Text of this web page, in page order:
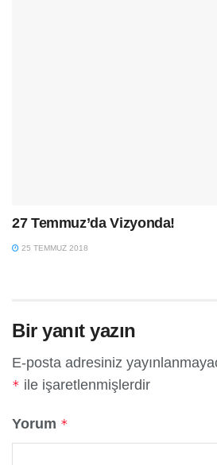
27 Temmuz’da Vizyonda!
25 TEMMUZ 2018
Bir yanıt yazın
E-posta adresiniz
* ile işaretlenmişlerdir
Yorum *